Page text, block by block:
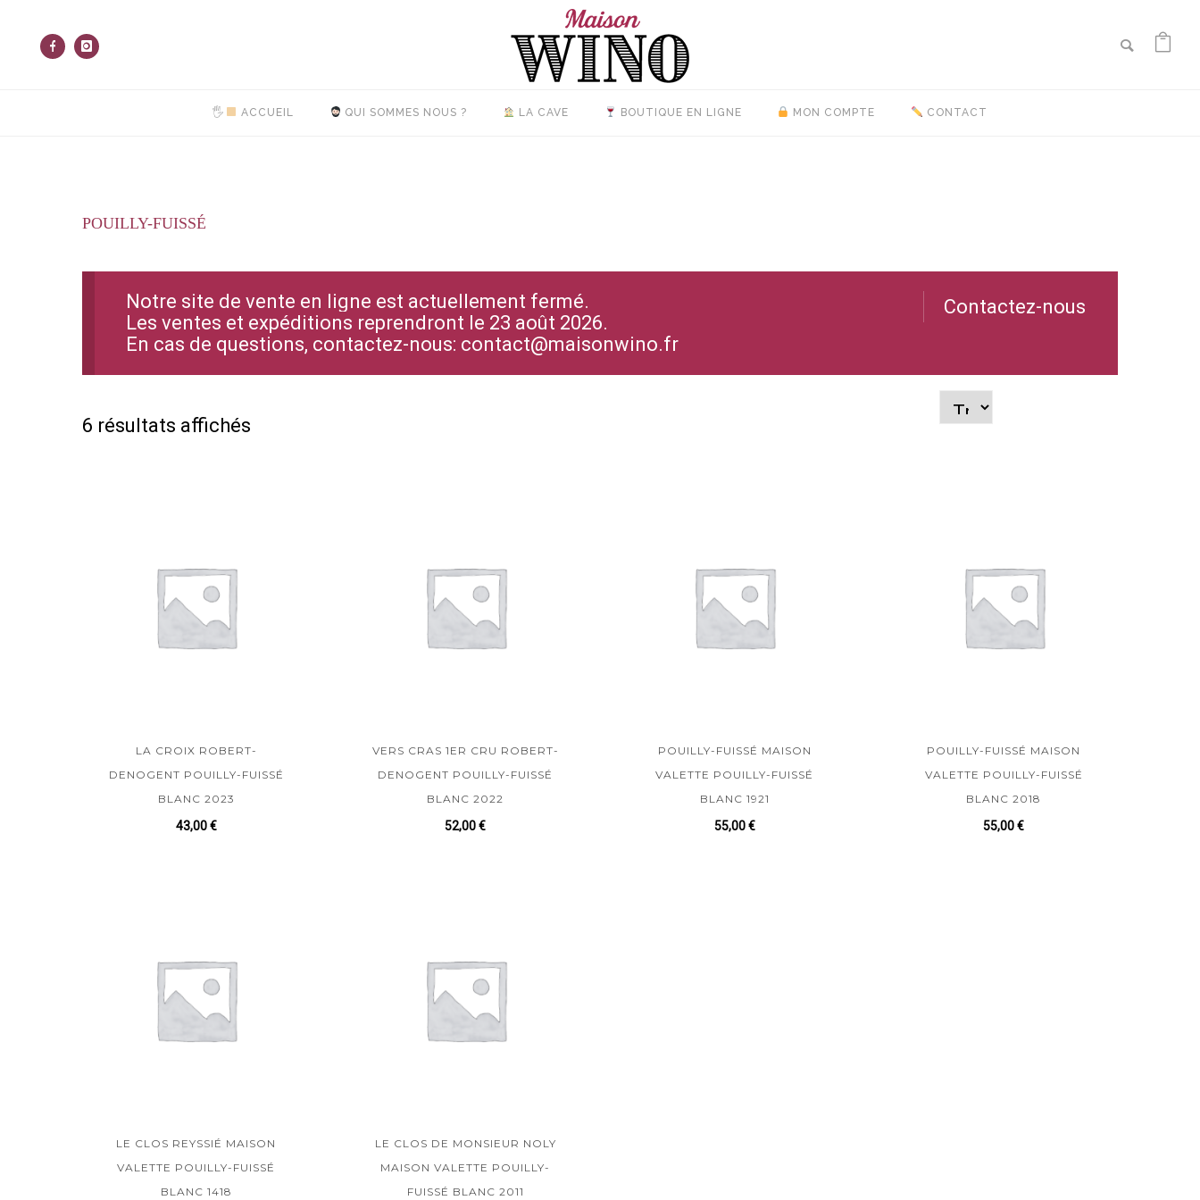
🖐 ACCUEIL QUI SOMMES NOUS ? LA CAVE BOUTIQUE EN LIGNE MON COMPTE CONTACT
POUILLY-FUISSÉ
Contactez-nous
Notre site de vente en ligne est actuellement fermé.
Les ventes et expéditions reprendront le 23 août 2026.
En cas de questions, contactez-nous: contact@maisonwino.fr
6 résultats affichés
LA CROIX ROBERT-
DENOGENT POUILLY-FUISSÉ
BLANC 2023
43,00€
VERS CRAS 1ER CRU ROBERT-
DENOGENT POUILLY-FUISSÉ
BLANC 2022
52,00€
POUILLY-FUISSÉ MAISON
VALETTE POUILLY-FUISSÉ
BLANC 1921
55,00€
POUILLY-FUISSÉ MAISON
VALETTE POUILLY-FUISSÉ
BLANC 2018
55,00€
LE CLOS REYSSIÉ MAISON
VALETTE POUILLY-FUISSÉ
BLANC 1418
LE CLOS DE MONSIEUR NOLY
MAISON VALETTE POUILLY-
FUISSÉ BLANC 2011